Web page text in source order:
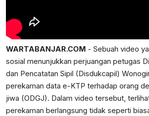
WARTABANJAR.COM - Sebuah video
sosial menunjukkan perjuangan petugas
dan Pencatatan Sipil (Disdukcapil)
perekaman data e-KTP terhadap orang
jiwa (ODGJ). Dalam video tersebut,
perekaman berlangsung tidak seperti